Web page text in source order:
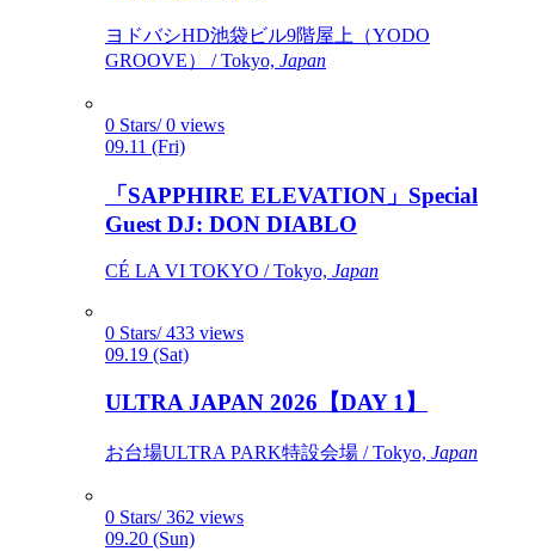
ヨドバシHD池袋ビル9階屋上（YODO
GROOVE） / Tokyo, Japan
0 Stars/ 0 views
09.11 (Fri)
「SAPPHIRE ELEVATION」Special
Guest DJ: DON DIABLO
CÉ LA VI TOKYO / Tokyo, Japan
0 Stars/ 433 views
09.19 (Sat)
ULTRA JAPAN 2026【DAY 1】
お台場ULTRA PARK特設会場 / Tokyo, Japan
0 Stars/ 362 views
09.20 (Sun)